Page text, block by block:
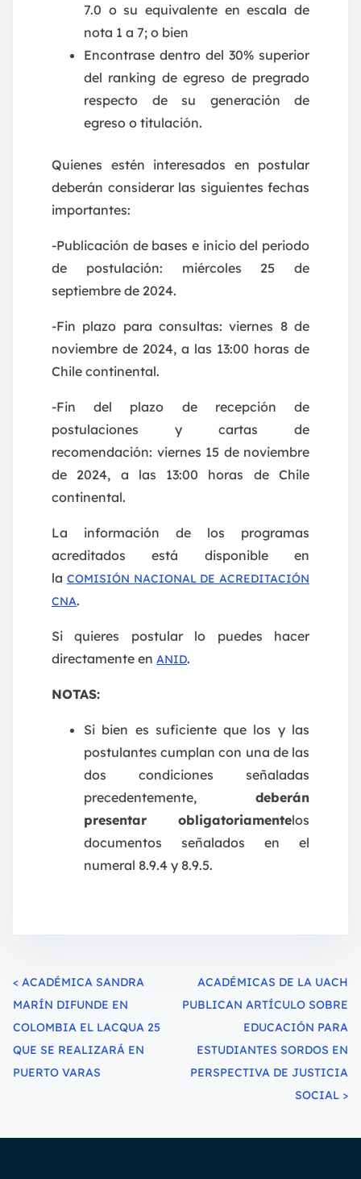
7.0 o su equivalente en escala de
nota 1 a 7; o bien
Encontrase dentro del 30% superior
del ranking de egreso de pregrado
respecto de su generación de
egreso o titulación.
Quienes estén interesados en postular
deberán considerar las siguientes fechas
importantes:
-Publicación de bases e inicio del periodo
de postulación: miércoles 25 de
septiembre de 2024.
-Fin plazo para consultas: viernes 8 de
noviembre de 2024, a las 13:00 horas de
Chile continental.
-Fin del plazo de recepción de
postulaciones y cartas de
recomendación: viernes 15 de noviembre
de 2024, a las 13:00 horas de Chile
continental.
La información de los programas
acreditados está disponible en
la COMISIÓN NACIONAL DE ACREDITACIÓN
CNA.
Si quieres postular lo puedes hacer
directamente en ANID.
NOTAS:
Si bien es suficiente que los y las
postulantes cumplan con una de las
dos condiciones señaladas
precedentemente, deberán
presentar obligatoriamentelos
documentos señalados en el
numeral 8.9.4 y 8.9.5.
< ACADÉMICA SANDRA
MARÍN DIFUNDE EN
COLOMBIA EL LACQUA 25
QUE SE REALIZARÁ EN
PUERTO VARAS
ACADÉMICAS DE LA UACH
PUBLICAN ARTÍCULO SOBRE
EDUCACIÓN PARA
ESTUDIANTES SORDOS EN
PERSPECTIVA DE JUSTICIA
SOCIAL >